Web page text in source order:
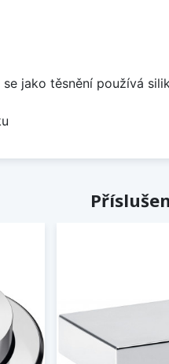
jako těsnění používá